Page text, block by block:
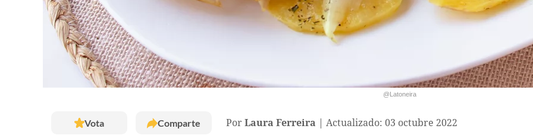
@Latoneira
Vota Comparte Por Laura Ferreira Actualizado: 03 octubre 2022